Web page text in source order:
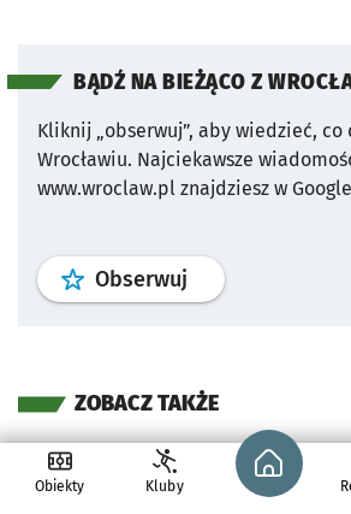
BĄDŹ NA BIEŻĄCO Z
Kliknij „obserwuj”, aby wiedzieć, co
Wrocławiu. Najciekawsze
www.wroclaw.pl znajdziesz w
Obserwuj profil
ZOBACZ TAKŻE
Obiekty Kluby
Strona